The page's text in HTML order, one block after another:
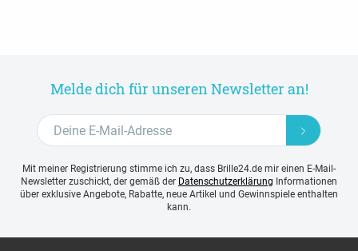
Melde dich für unseren Newsletter an!
Mit meiner Registrierung stimme ich zu, dass Brille24.de mir einen E-Mail-
Newsletter zuschickt, der gemäß der Datenschutzerklärung Informationen
über exklusive Angebote, Rabatte, neue Artikel und Gewinnspiele enthalten
kann.